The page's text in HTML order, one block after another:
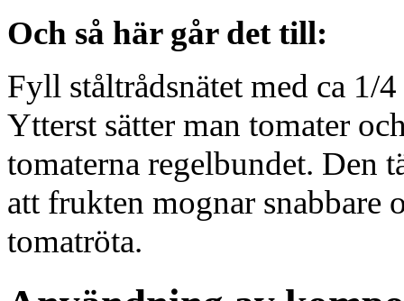
Och så här går det till:
Fyll ståltrådsnätet med ca 1/
Ytterst sätter man tomater
tomaterna regelbundet. Den
att frukten mognar snabbare
tomatröta.